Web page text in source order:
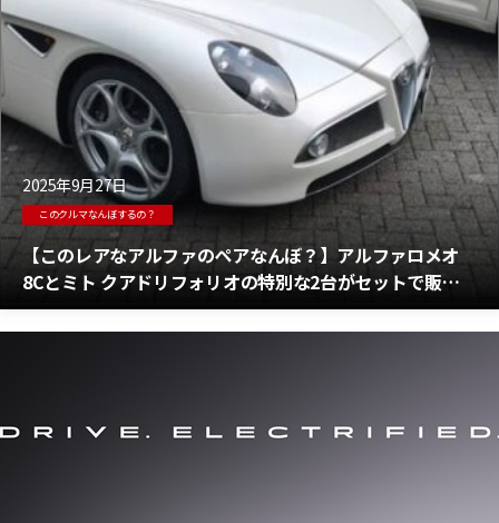
2025年9月27日
このクルマなんぼするの？
【このレアなアルファのペアなんぼ？】アルファロメオ
8Cとミト クアドリフォリオの特別な2台がセットで販売
中 アルファのスーパーモデルとミトの値段は？